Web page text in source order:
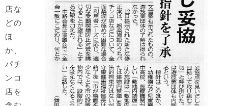
店な
どの
ほ
か、
パチ
ンコ
店を